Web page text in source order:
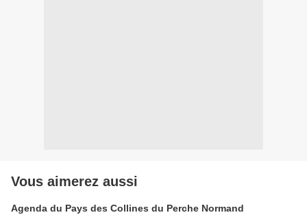
Vous aimerez aussi
Agenda du Pays des Collines du Perche Normand